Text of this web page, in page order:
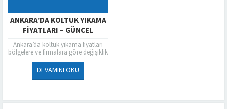
ANKARA’DA KOLTUK YIKAMA
FIYATLARI – GÜNCEL
Ankara’da koltuk yıkama fiyatları
bölgelere ve firmalara göre değişiklik
göstermektedir. Ankara’da koltuk
yıkama hizmeti veren firmalardan
biri olan Ankara Buharlı...
DEVAMINI OKU